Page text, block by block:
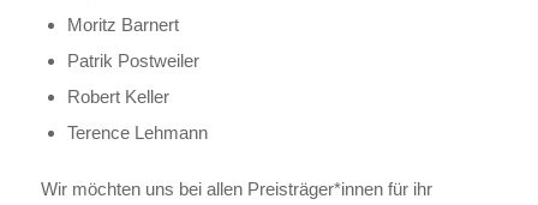
Moritz Barnert
Patrik Postweiler
Robert Keller
Terence Lehmann
Wir möchten uns bei allen Preisträger*innen für ihr